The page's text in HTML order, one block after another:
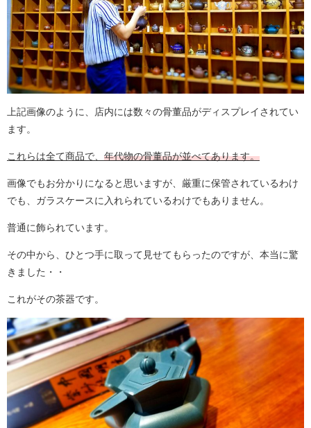
上記画像のように、店内には数々の骨董品がディスプレイされてい
ます。
これらは全て商品で、 年代物の骨董品が並べてあります。
画像でもお分かりになると思いますが、厳重に保管されているわけ
でも、ガラスケースに入れられているわけでもありません。
普通に飾られています。
その中から、ひとつ手に取って見せてもらったのですが、本当に驚
きました・・
これがその茶器です。